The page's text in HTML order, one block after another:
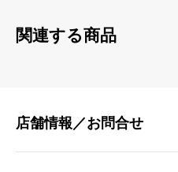
関連する商品
店舗情報／お問合せ